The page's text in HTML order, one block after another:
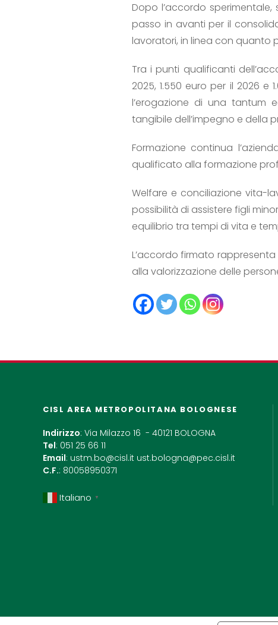
Dopo l’accordo
passo in avanti per il
lavoratori, in linea con quanto
Tra i punti qualificanti
2025, 1.550 euro per il 2026
l’erogazione di una tantum
tangibile dell’impegno e della
Formazione continua
qualificato alla formazione
Welfare e conciliazione vita-
possibilità di assistere figli
equilibrio tra tempi di vita e
L’accordo firmato
alla valorizzazione delle
CISL AREA METROPOLITANA BOLOGNESE
Indirizzo: Via Milazzo 16 - 40121 BOLOGNA
Tel: 051 25 66 11
Email: ustm.bo@cisl.it ust.bologna@pec.cisl.it
C.F.: 80058950371
Italiano ▼